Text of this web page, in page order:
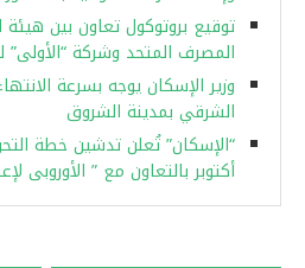
توقيع بروتوكول تعاون بين هيئة
المصرف المتحد وشركة “الأولى”
وزير الإسكان يوجه بسرعة
الشرقي بمدينة الشروق
أكتوبر بالتعاون مع ” الأوروبى